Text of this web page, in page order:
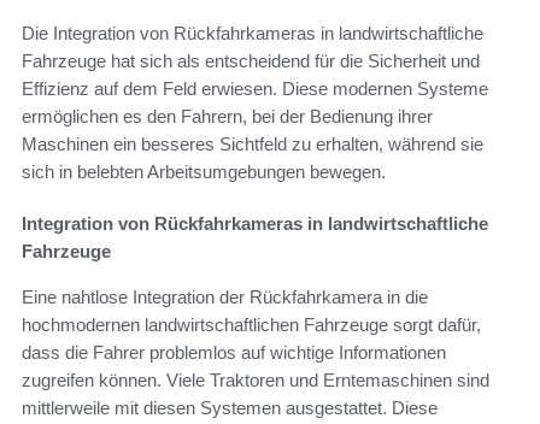
Die Integration von Rückfahrkameras in landwirtschaftliche
Fahrzeuge hat sich als entscheidend für die Sicherheit und
Effizienz auf dem Feld erwiesen. Diese modernen Systeme
ermöglichen es den Fahrern, bei der Bedienung ihrer
Maschinen ein besseres Sichtfeld zu erhalten, während sie
sich in belebten Arbeitsumgebungen bewegen.
Integration von Rückfahrkameras in landwirtschaftliche
Fahrzeuge
Eine nahtlose Integration der Rückfahrkamera in die
hochmodernen landwirtschaftlichen Fahrzeuge sorgt dafür,
dass die Fahrer problemlos auf wichtige Informationen
zugreifen können. Viele Traktoren und Erntemaschinen sind
mittlerweile mit diesen Systemen ausgestattet. Diese